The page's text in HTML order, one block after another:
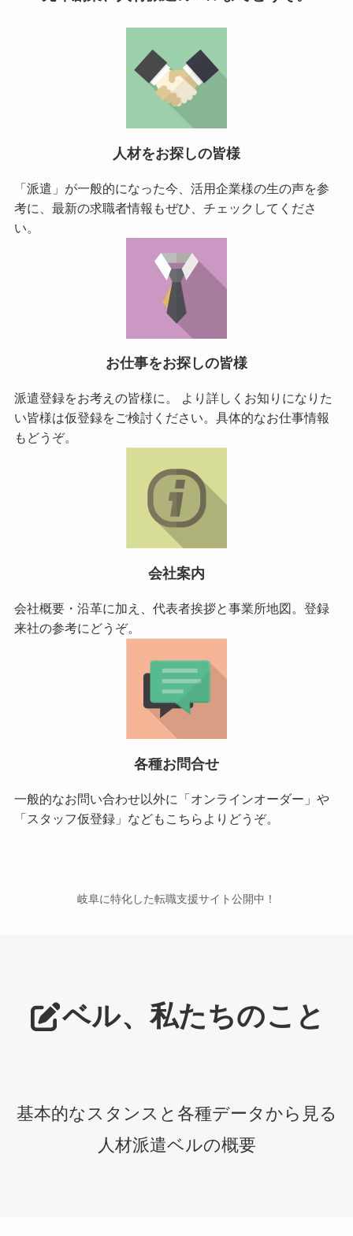
人材をお探しの皆様
「派遣」が一般的になった今、活用企業様の生の声を参
考に、最新の求職者情報もぜひ、チェックしてくださ
い。
お仕事をお探しの皆様
派遣登録をお考えの皆様に。 より詳しくお知りになりた
い皆様は仮登録をご検討ください。具体的なお仕事情報
もどうぞ。
会社案内
会社概要・沿革に加え、代表者挨拶と事業所地図。登録
来社の参考にどうぞ。
各種お問合せ
一般的なお問い合わせ以外に「オンラインオーダー」や
「スタッフ仮登録」などもこちらよりどうぞ。
岐阜に特化した転職支援サイト公開中！
ベル、私たちのこと
基本的なスタンスと各種データから見る
人材派遣ベルの概要